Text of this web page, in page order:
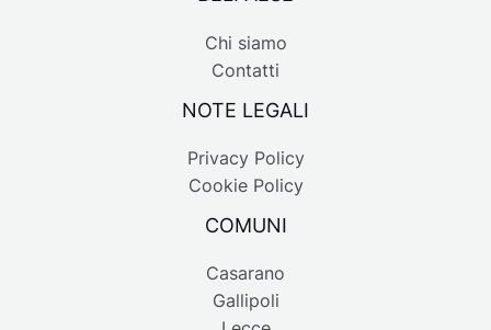
Chi siamo
Contatti
NOTE LEGALI
Privacy Policy
Cookie Policy
COMUNI
Casarano
Gallipoli